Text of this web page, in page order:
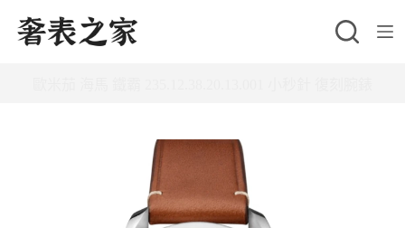
跳
至